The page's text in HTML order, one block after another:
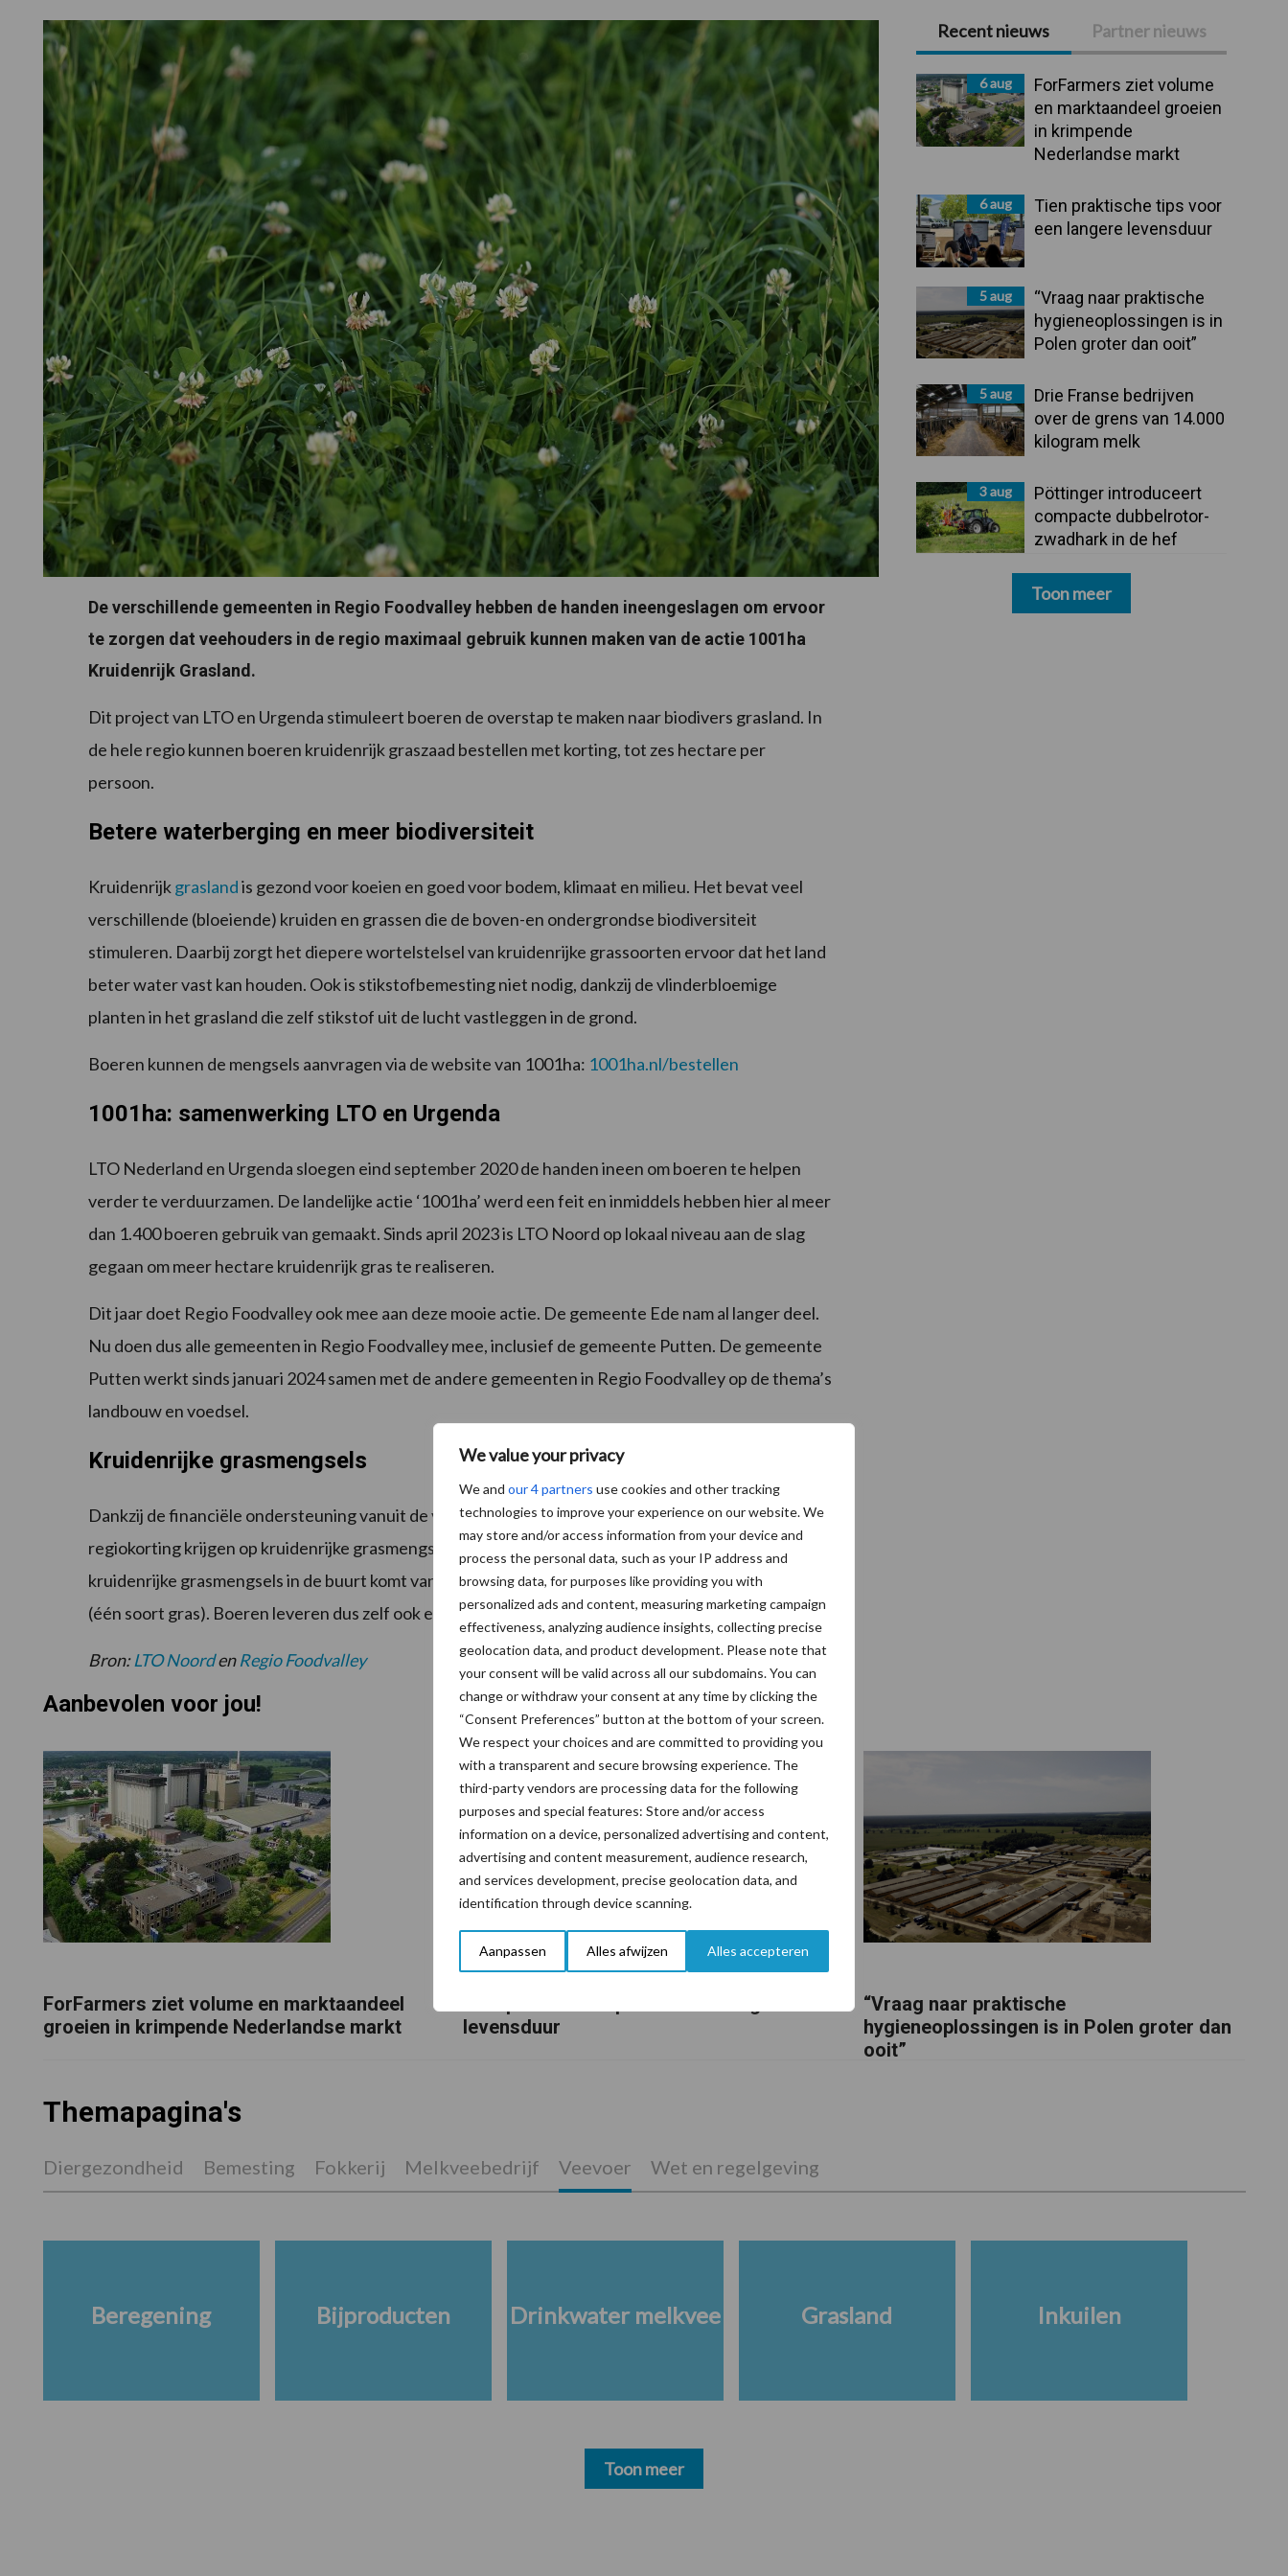
We value your privacy
We and our 4 partners use cookies and other tracking
technologies to improve your experience on our website. We
may store and/or access information from your device and
process the personal data, such as your IP address and
browsing data, for purposes like providing you with
personalized ads and content, measuring marketing campaign
effectiveness, analyzing audience insights, collecting precise
geolocation data, and product development. Please note that
your consent will be valid across all our subdomains. You can
change or withdraw your consent at any time by clicking the
“Consent Preferences” button at the bottom of your screen.
We respect your choices and are committed to providing you
with a transparent and secure browsing experience. The
third-party vendors are processing data for the following
purposes and special features: Store and/or access
information on a device, personalized advertising and content,
advertising and content measurement, audience research,
and services development, precise geolocation data, and
identification through device scanning.
Aanpassen Alles afwijzen Alles accepteren
De verschillende gemeenten in Regio Foodvalley hebben de handen ineengeslagen om ervoor
te zorgen dat veehouders in de regio maximaal gebruik kunnen maken van de actie 1001ha
Kruidenrijk Grasland.
Dit project van LTO en Urgenda stimuleert boeren de overstap te maken naar biodivers grasland. In
de hele regio kunnen boeren kruidenrijk graszaad bestellen met korting, tot zes hectare per
persoon.
Betere waterberging en meer biodiversiteit
Kruidenrijkgraslandis gezond voor koeien en goed voor bodem, klimaat en milieu. Het bevat veel
verschillende (bloeiende) kruiden en grassen die de boven-en ondergrondse biodiversiteit
stimuleren. Daarbij zorgt het diepere wortelstelsel van kruidenrijke grassoorten ervoor dat het land
beter water vast kan houden. Ook is stikstofbemesting niet nodig, dankzij de vlinderbloemige
planten in het grasland die zelf stikstof uit de lucht vastleggen in de grond.
Boeren kunnen de mengsels aanvragen via de website van 1001ha: 1001ha.nl/bestellen
1001ha: samenwerking LTO en Urgenda
LTO Nederland en Urgenda sloegen eind september 2020 de handen ineen om boeren te helpen
verder te verduurzamen. De landelijke actie ‘1001ha’ werd een feit en inmiddels hebben hier al meer
dan 1.400 boeren gebruik van gemaakt. Sinds april 2023 is LTO Noord op lokaal niveau aan de slag
gegaan om meer hectare kruidenrijk gras te realiseren.
Dit jaar doet Regio Foodvalley ook mee aan deze mooie actie. De gemeente Ede nam al langer deel.
Nu doen dus alle gemeenten in Regio Foodvalley mee, inclusief de gemeente Putten. De gemeente
Putten werkt sinds januari 2024 samen met de andere gemeenten in Regio Foodvalley op de thema’s
landbouw en voedsel.
Kruidenrijke grasmengsels
Dankzij de financiële ondersteuning vanuit de verschillende gemeenten kunnen boeren in de hele
regiokorting krijgen op kruidenrijke grasmengsels. De korting zorgt ervoor dat de prijs van
kruidenrijke grasmengsels in de buurt komt van de standaard grasmengsels met meer monocultuur
(één soort gras). Boeren leveren dus zelf ook een financiële bijdrage.
Bron:LTO NoordenRegio Foodvalley
Primaire
Sidebar
Recent nieuws Partner nieuws
6 aug
ForFarmers ziet volume
en marktaandeel groeien
in krimpende
Nederlandse markt
6 aug
Tien praktische tips voor
een langere levensduur
5 aug
“Vraag naar praktische
hygieneoplossingen is in
Polen groter dan ooit”
5 aug
Drie Franse bedrijven
over de grens van 14.000
kilogram melk
3 aug
Pöttinger introduceert
compacte dubbelrotor-
zwadhark in de hef
Toon meer
Aanbevolen voor jou!
ForFarmers ziet volume en marktaandeel
groeien in krimpende Nederlandse markt
levensduur
“Vraag naar praktische
hygieneoplossingen is in Polen groter dan
ooit”
Themapagina's
Diergezondheid Bemesting Fokkerij Melkveebedrijf Veevoer Wet en regelgeving
Beregening Bijproducten Drinkwater melkvee Grasland Inkuilen
Toon meer